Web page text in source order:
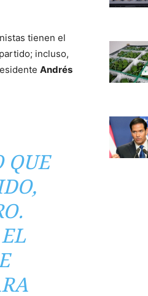
tienen el
incluso,
Andrés
QUE